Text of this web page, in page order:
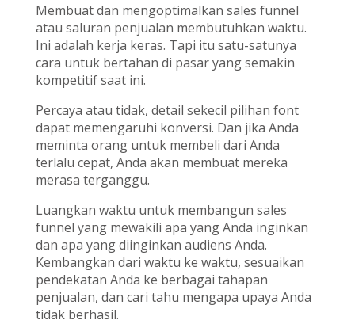
Membuat dan mengoptimalkan sales funnel
atau saluran penjualan membutuhkan waktu.
Ini adalah kerja keras. Tapi itu satu-satunya
cara untuk bertahan di pasar yang semakin
kompetitif saat ini.
Percaya atau tidak, detail sekecil pilihan font
dapat memengaruhi konversi. Dan jika Anda
meminta orang untuk membeli dari Anda
terlalu cepat, Anda akan membuat mereka
merasa terganggu.
Luangkan waktu untuk membangun sales
funnel yang mewakili apa yang Anda inginkan
dan apa yang diinginkan audiens Anda.
Kembangkan dari waktu ke waktu, sesuaikan
pendekatan Anda ke berbagai tahapan
penjualan, dan cari tahu mengapa upaya Anda
tidak berhasil.